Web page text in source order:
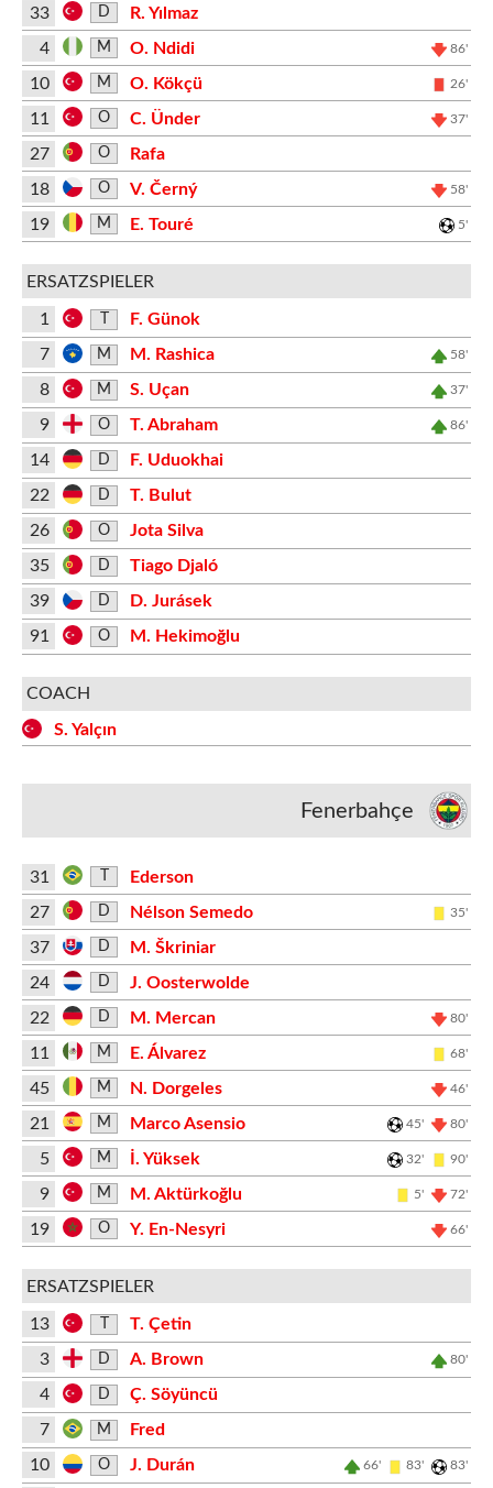
33 D
R. Yılmaz
4
M O. Ndidi 86'
10 M O. Kökçü 26'
11 O C. Ünder 37'
27 O
Rafa
18
O V. Černý 58'
19 M E. Touré 5'
ERSATZSPIELER
1
F. Günok
7
M M. Rashica 58'
8 M S. Uçan 37'
9 O T. Abraham 86'
14 D
F. Uduokhai
22
D
T. Bulut
26
O
Jota Silva
35
D
Tiago Djaló
39
D
D. Jurásek
91
O M. Hekimoğlu
COACH
S. Yalçın
Fenerbahçe
31
Ederson
27
D Nélson Semedo 35'
37 D
M. Škriniar
24
D
J. Oosterwolde
22
D M. Mercan 80'
11 M E. Álvarez 68'
45 M N. Dorgeles 46'
21 M Marco Asensio 45' 80'
5 M İ. Yüksek 32' 90'
9 M M. Aktürkoğlu 5' 72'
19 O Y. En-Nesyri 66'
ERSATZSPIELER
13
T. Çetin
3
D A. Brown 80'
4 D
Ç. Söyüncü
7
M
Fred
10
O J. Durán 66' 83' 83'